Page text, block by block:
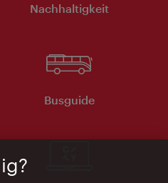
Nachhaltigkeit
Busguide